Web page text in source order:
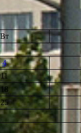
Вт
4
11
18
25